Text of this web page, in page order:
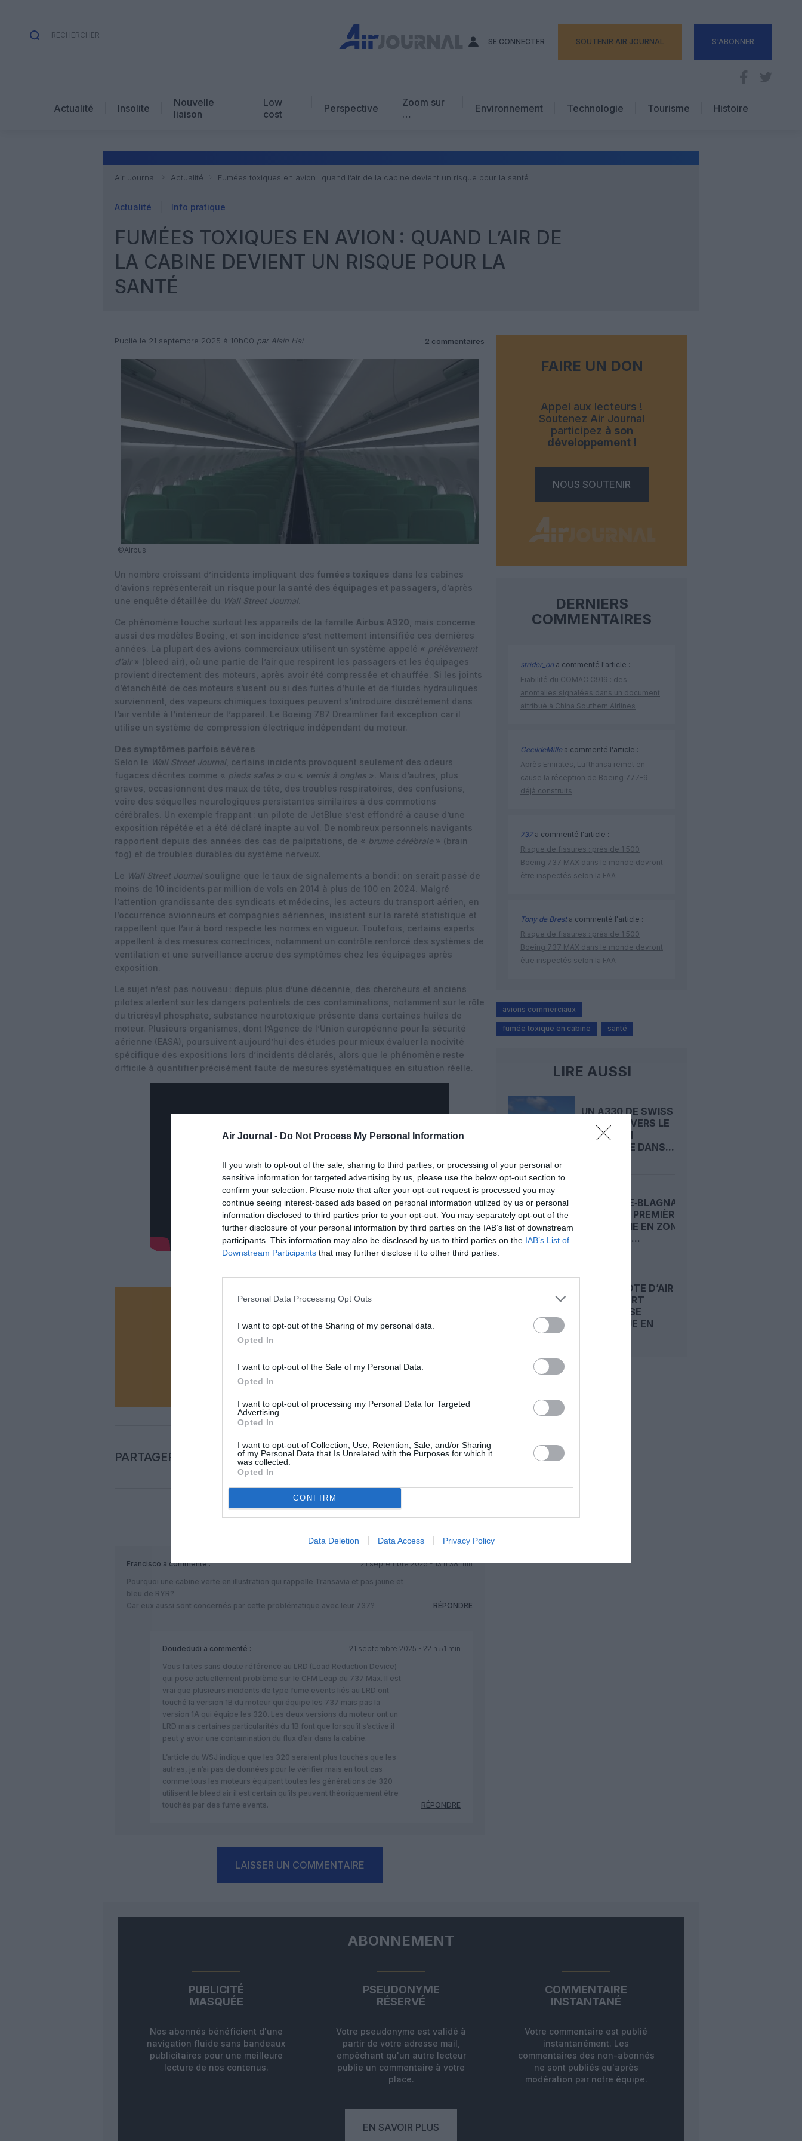
Air Journal - Do Not Process My Personal Information
If you wish to opt-out of the sale, sharing to third parties, or processing of your personal or
sensitive information for targeted advertising by us, please use the below opt-out section to
confirm your selection. Please note that after your opt-out request is processed you may
continue seeing interest-based ads based on personal information utilized by us or personal
information disclosed to third parties prior to your opt-out. You may separately opt-out of the
further disclosure of your personal information by third parties on the IAB’s list of downstream
participants. This information may also be disclosed by us to third parties on the IAB’s List of
Downstream Participants that may further disclose it to other third parties.
Personal Data Processing Opt Outs
I want to opt-out of the Sharing of my personal data.
Opted In
I want to opt-out of the Sale of my Personal Data.
Opted In
I want to opt-out of processing my Personal Data for Targeted
Advertising.
Opted In
I want to opt-out of Collection, Use, Retention, Sale, and/or Sharing
of my Personal Data that Is Unrelated with the Purposes for which it
was collected.
Opted In
CONFIRM
Data Deletion Data Access Privacy Policy
SE CONNECTER SOUTENIR AIR JOURNAL S'ABONNER
Actualité Insolite
Nouvelle
liaison
Low
cost
Perspective
Zoom sur
…
Avis d’expert
Environnement Technologie
Tourisme
Hôtellerie
Histoire
Air Journal Actualité Fumées toxiques en avion : quand l’air de la cabine devient un risque pour la santé
Actualité Info pratique
FUMÉES TOXIQUES EN AVION : QUAND L’AIR DE
LA CABINE DEVIENT UN RISQUE POUR LA
SANTÉ
Publié le 21 septembre 2025 à 10h00 par Alain Hai 2 commentaires
©Airbus
Un nombre croissant d’incidents impliquant des fumées toxiques dans les cabines
d’avions représenterait un risque pour la santé des équipages et passagers , d’après
une enquête détaillée du Wall Street Journal.
Ce phénomène touche surtout les appareils de la famille Airbus A320 , mais concerne
aussi des modèles Boeing, et son incidence s’est nettement intensifiée ces dernières
années. La plupart des avions commerciaux utilisent un système appelé « prélèvement
d’air » (bleed air), où une partie de l’air que respirent les passagers et les équipages
provient directement des moteurs, après avoir été compressée et chauffée. Si les joints
d’étanchéité de ces moteurs s’usent ou si des fuites d’huile et de fluides hydrauliques
surviennent, des vapeurs chimiques toxiques peuvent s’introduire discrètement dans
l’air ventilé à l’intérieur de l’appareil. Le Boeing 787 Dreamliner fait exception car il
utilise un système de compression électrique indépendant du moteur.
Des symptômes parfois sévères
Selon le Wall Street Journal, certains incidents provoquent seulement des odeurs
fugaces décrites comme « pieds sales » ou « vernis à ongles ». Mais d’autres, plus
graves, occasionnent des maux de tête, des troubles respiratoires, des confusions,
voire des séquelles neurologiques persistantes similaires à des commotions
cérébrales. Un exemple frappant : un pilote de JetBlue s’est effondré à cause d’une
exposition répétée et a été déclaré inapte au vol. De nombreux personnels navigants
rapportent depuis des années des cas de palpitations, de « brume cérébrale » (brain
fog) et de troubles durables du système nerveux.
Le Wall Street Journalsouligne que le taux de signalements a bondi : on serait passé de
moins de 10 incidents par million de vols en 2014 à plus de 100 en 2024. Malgré
l’attention grandissante des syndicats et médecins, les acteurs du transport aérien, en
l’occurrence avionneurs et compagnies aériennes, insistent sur la rareté statistique et
rappellent que l’air à bord respecte les normes en vigueur. Toutefois, certains experts
appellent à des mesures correctrices, notamment un contrôle renforcé des systèmes de
ventilation et une surveillance accrue des symptômes chez les équipages après
exposition.
Le sujet n’est pas nouveau : depuis plus d’une décennie, des chercheurs et anciens
pilotes alertent sur les dangers potentiels de ces contaminations, notamment sur le rôle
du tricrésyl phosphate, substance neurotoxique présente dans certaines huiles de
moteur. Plusieurs organismes, dont l’Agence de l’Union européenne pour la sécurité
aérienne (EASA), poursuivent aujourd’hui des études pour mieux évaluer la nocivité
spécifique des expositions lors d’incidents déclarés, alors que le phénomène reste
difficile à quantifier précisément faute de mesures systématiques en situation réelle.
Soutenez-nous, faites un don !
NOUS SOUTENIR
PARTAGER L'ARTICLE
Francisco a commenté :
21 septembre 2025 - 13 h 38 min
Pourquoi une cabine verte en illustration qui rappelle Transavia et pas jaune et
bleu de RYR?
Car eux aussi sont concernés par cette problématique avec leur 737?
RÉPONDRE
Doudedudi a commenté :
21 septembre 2025 - 22 h 51 min
Vous faites sans doute référence au LRD (Load Reduction Device)
qui pose actuellement problème sur le CFM Leap du 737 Max. Il est
vrai que plusieurs incidents de type fume events liés au LRD ont
touché la version 1B du moteur qui équipe les 737 mais pas la
version 1A qui équipe les 320. Les deux versions du moteur ont un
LRD mais certaines particularités du 1B font que lorsqu’il s’active il
peut y avoir une contamination du flux d’air dans la cabine.
L’article du WSJ indique que les 320 seraient plus touchés que les
autres, je n’ai pas de données pour le vérifier mais en tout cas
comme tous les moteurs équipant toutes les générations de 320
utilisent le bleed air il est certain qu’ils peuvent théoriquement être
touchés par des fume events.
RÉPONDRE
LAISSER UN COMMENTAIRE
FAIRE UN DON
Appel aux lecteurs !
Soutenez Air Journal
participez à son
développement !
NOUS SOUTENIR
DERNIERS
COMMENTAIRES
strider_on a commenté l'article :
Fiabilité du COMAC C919 : des
anomalies signalées dans un document
attribué à China Southern Airlines
CecildeMillea commenté l'article :
Après Emirates, Lufthansa remet en
cause la réception de Boeing 777-9
déjà construits
737a commenté l'article :
Risque de fissures : près de 1 500
Boeing 737 MAX dans le monde devront
être inspectés selon la FAA
Tony de Bresta commenté l'article :
Risque de fissures : près de 1 500
Boeing 737 MAX dans le monde devront
être inspectés selon la FAA
avions commerciaux
fumée toxique en cabine santé
LIRE AUSSI
UN A330 DE SWISS
DÉROUTÉ VERS LE
MAINE : UN
« INCENDIE DANS...
TOULOUSE‑BLAGNAC
OUVRE SA PREMIÈRE
PHARMACIE EN ZONE
PUBLIQUE,...
UN COPILOTE D’AIR
INDIA MEURT
D’UNE CRISE
CARDIAQUE EN
ABONNEMENT
PUBLICITÉ
MASQUÉE
Nos abonnés bénéficient d'une
navigation fluide sans bandeaux
publicitaires pour une meilleure
lecture de nos contenus.
PSEUDONYME
RÉSERVÉ
Votre pseudonyme est validé à
partir de votre adresse mail,
empêchant qu'un autre lecteur
publie un commentaire à votre
place.
COMMENTAIRE
INSTANTANÉ
Votre commentaire est publié
instantanément. Les
commentaires des non-abonnés
ne sont publiés qu'après
modération par notre équipe.
EN SAVOIR PLUS